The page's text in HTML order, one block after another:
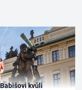
kvůli